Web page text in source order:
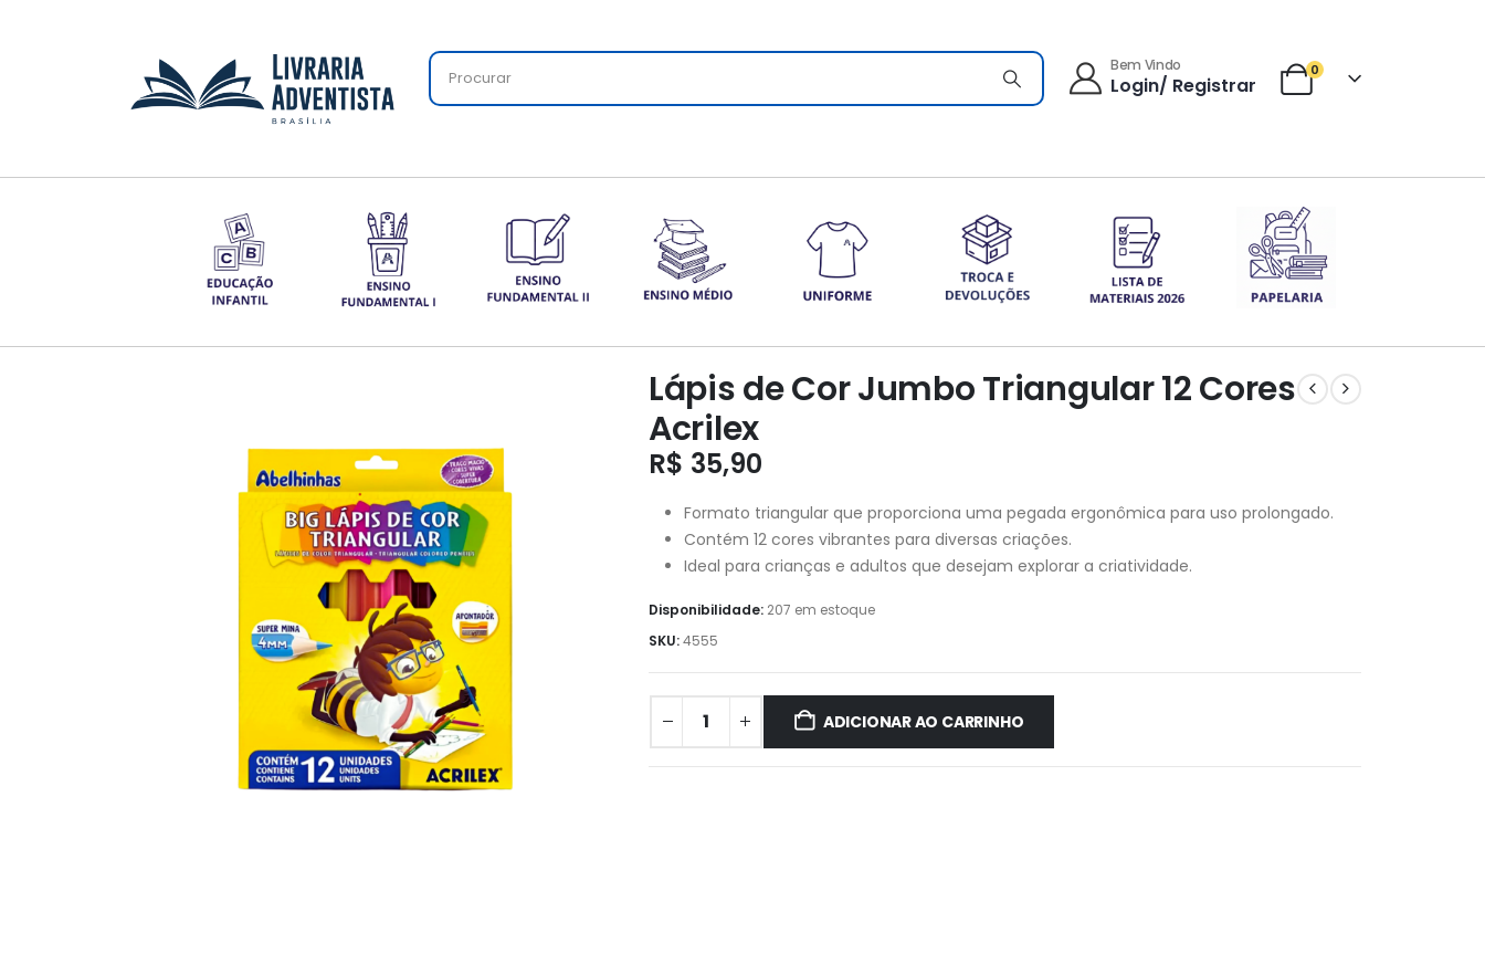
Bem Vindo
Login/ Registrar
0
Lápis de Cor Jumbo Triangular 12 Cores
Acrilex
R$ 35,90
Formato triangular que proporciona uma pegada ergonômica para uso prolongado.
Contém 12 cores vibrantes para diversas criações.
Ideal para crianças e adultos que desejam explorar a criatividade.
Disponibilidade: 207 em estoque
SKU:4555
ADICIONAR AO CARRINHO